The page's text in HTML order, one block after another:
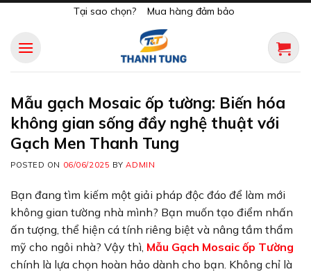
content
Tại sao chọn? Mua hàng đảm bảo
Mẫu gạch Mosaic ốp tường: Biến hóa
không gian sống đầy nghệ thuật với
Gạch Men Thanh Tung
POSTED ON 06/06/2025 BYADMIN
Bạn đang tìm kiếm một giải pháp độc đáo để làm mới
không gian tường nhà mình? Bạn muốn tạo điểm nhấn
ấn tượng, thể hiện cá tính riêng biệt và nâng tầm thẩm
mỹ cho ngôi nhà? Vậy thì, Mẫu Gạch Mosaic ốp Tường
chính là lựa chọn hoàn hảo dành cho bạn. Không chỉ là